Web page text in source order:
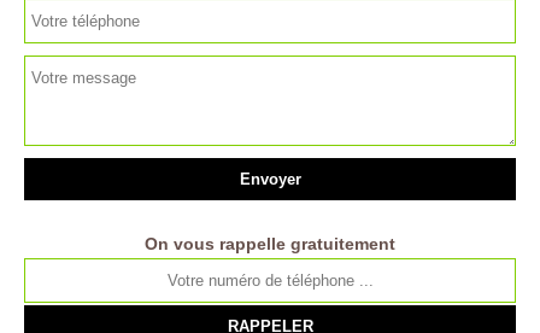
On vous rappelle gratuitement